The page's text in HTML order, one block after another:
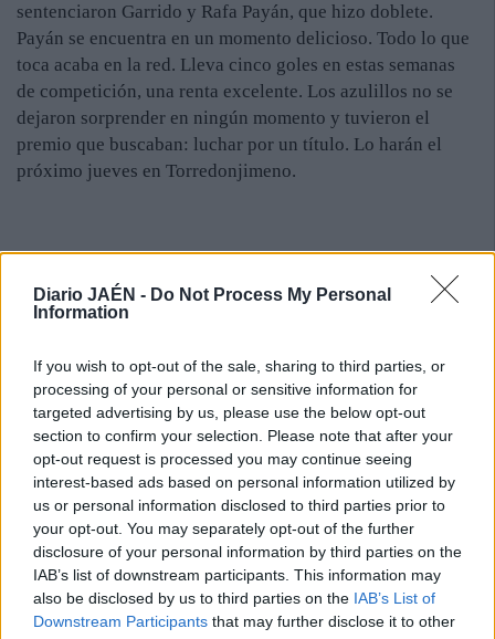
Diario JAÉN - Do Not Process My Personal
Information
If you wish to opt-out of the sale, sharing to third parties, or
processing of your personal or sensitive information for
targeted advertising by us, please use the below opt-out
section to confirm your selection. Please note that after your
opt-out request is processed you may continue seeing
interest-based ads based on personal information utilized by
us or personal information disclosed to third parties prior to
your opt-out. You may separately opt-out of the further
disclosure of your personal information by third parties on the
IAB’s list of downstream participants. This information may
also be disclosed by us to third parties on the IAB’s List of
Downstream Participants that may further disclose it to other
sentenciaron Garrido y Rafa Payán, que hizo doblete.
Payán se encuentra en un momento delicioso. Todo lo que
toca acaba en la red. Lleva cinco goles en estas semanas
de competición, una renta excelente. Los azulillos no se
dejaron sorprender en ningún momento y tuvieron el
premio que buscaban: luchar por un título. Lo harán el
próximo jueves en Torredonjimeno.